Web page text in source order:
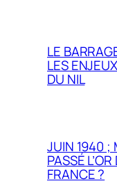
LE
LES
DU NIL
JUIN 1940 ;
PASSÉ
FRANCE ?